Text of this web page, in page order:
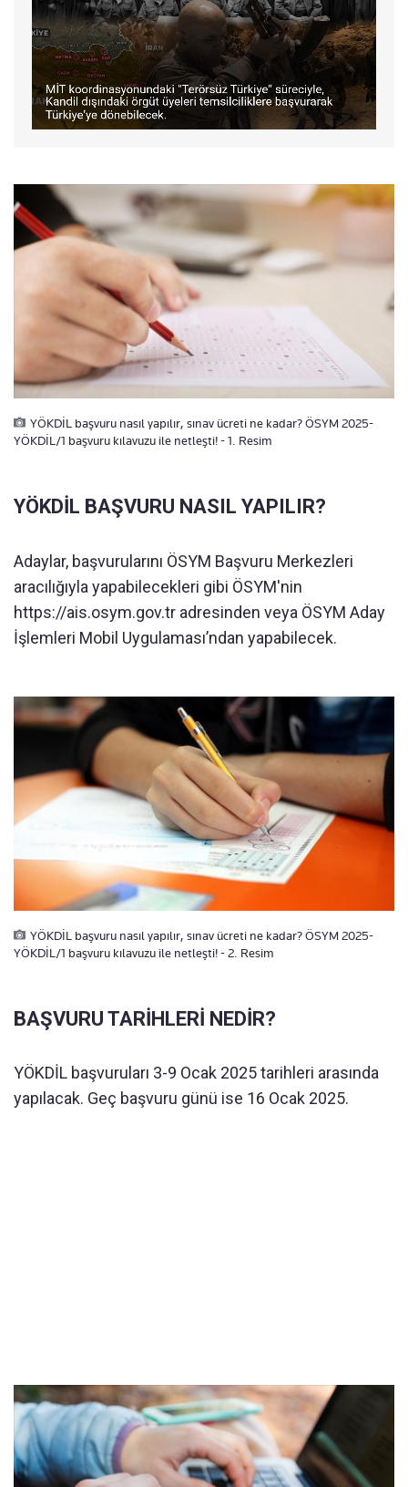
YÖKDİL başvuru nasıl yapılır, sınav ücreti ne kadar? ÖSYM 2025-
YÖKDİL/1 başvuru kılavuzu ile netleşti! - 1. Resim
YÖKDİL BAŞVURU NASIL YAPILIR?
Adaylar, başvurularını ÖSYM Başvuru Merkezleri
aracılığıyla yapabilecekleri gibi ÖSYM'nin
https://ais.osym.gov.tr adresinden veya ÖSYM Aday
İşlemleri Mobil Uygulaması’ndan yapabilecek.
YÖKDİL başvuru nasıl yapılır, sınav ücreti ne kadar? ÖSYM 2025-
YÖKDİL/1 başvuru kılavuzu ile netleşti! - 2. Resim
BAŞVURU TARİHLERİ NEDİR?
YÖKDİL başvuruları 3-9 Ocak 2025 tarihleri arasında
yapılacak. Geç başvuru günü ise 16 Ocak 2025.